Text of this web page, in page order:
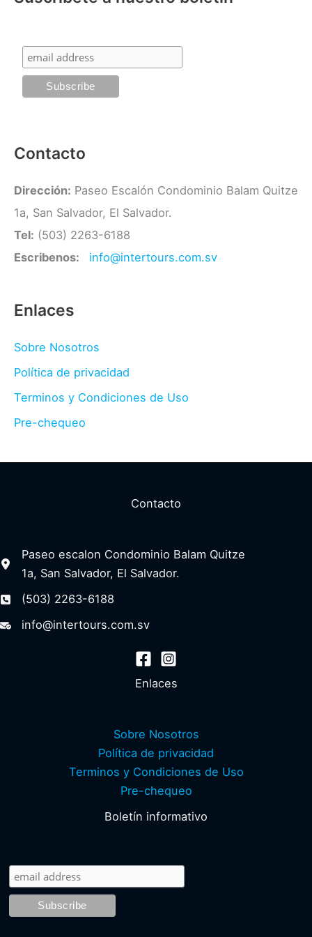
r
Contacto
Dirección: Paseo Escalón Condominio Balam Quitze
1a, San Salvador, El Salvador.
Tel: (503) 2263-6188
Escribenos:
info@intertours.com.sv
Enlaces
Sobre Nosotros
Política de privacidad
Terminos y Condiciones de Uso
Pre-chequeo
Contacto
Paseo escalon Condominio Balam Quitze
1a, San Salvador, El Salvador.
(503) 2263-6188
info@intertours.com.sv
Enlaces
Sobre Nosotros
Política de privacidad
Terminos y Condiciones de Uso
Pre-chequeo
Boletín informativo